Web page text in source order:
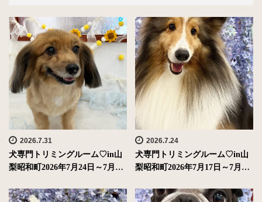
2026.7.31
犬専門トリミングルーム♡in山
梨昭和町2026年7月24日～7月…
2026.7.24
犬専門トリミングルーム♡in山
梨昭和町2026年7月17日～7月…